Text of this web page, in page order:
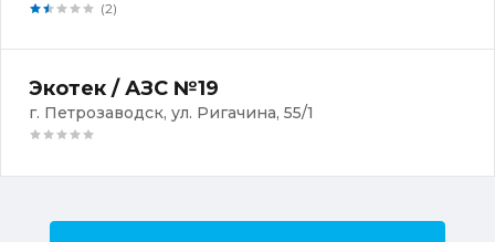
(2)
Экотек / АЗС №19
г. Петрозаводск, ул. Ригачина, 55/1